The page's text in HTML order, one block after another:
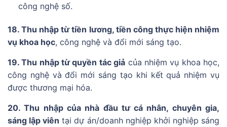
công nghệ số.
18. Thu nhập từ tiền lương, tiền công thực hiện nhiệm
vụ khoa học, công nghệ và đổi mới sáng tạo.
19. Thu nhập từ quyền tác giả của nhiệm vụ khoa học,
công nghệ và đổi mới sáng tạo khi kết quả nhiệm vụ
được thương mại hóa.
20. Thu nhập của nhà đầu tư cá nhân, chuyên gia,
sáng lập viên tại dự án/doanh nghiệp khởi nghiệp sáng